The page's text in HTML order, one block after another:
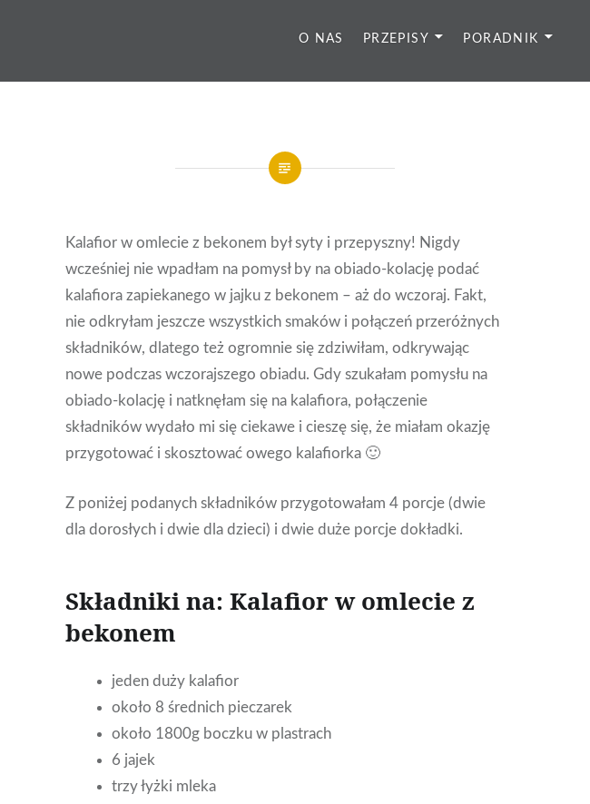
O NAS PRZEPISY PORADNIK
Kalafior w omlecie z bekonem był syty i przepyszny! Nigdy
wcześniej nie wpadłam na pomysł by na obiado-kolację podać
kalafiora zapiekanego w jajku z bekonem – aż do wczoraj. Fakt,
nie odkryłam jeszcze wszystkich smaków i połączeń przeróżnych
składników, dlatego też ogromnie się zdziwiłam, odkrywając
nowe podczas wczorajszego obiadu. Gdy szukałam pomysłu na
obiado-kolację i natknęłam się na kalafiora, połączenie
składników wydało mi się ciekawe i cieszę się, że miałam okazję
przygotować i skosztować owego kalafiorka 🙂
Z poniżej podanych składników przygotowałam 4 porcje (dwie
dla dorosłych i dwie dla dzieci) i dwie duże porcje dokładki.
Składniki na: Kalafior w omlecie z
bekonem
jeden duży kalafior
około 8 średnich pieczarek
około 1800g boczku w plastrach
6 jajek
trzy łyżki mleka